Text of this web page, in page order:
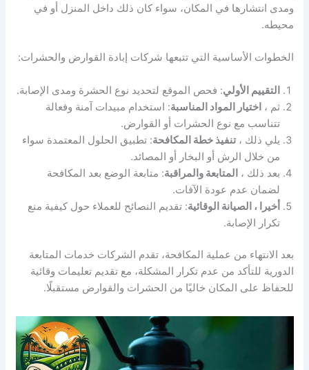
ومدى انتشارها في المكان، سواء كان ذلك داخل المنزل أو في
محيطه.
الخطوات الأساسية التي تتبعها شركات إبادة القوارض والحشرات:
التقييم الأولي: فحص الموقع لتحديد نوع الحشرة ومدى الإصابة.
ثم ، اختيار المواد المناسبة: استخدام مبيدات آمنة وفعالة
تتناسب مع نوع الحشرات أو القوارض.
يلي ذلك ،تنفيذ خطة المكافحة: تطبيق الحلول المعتمدة سواء
من خلال الرش أو البخار أو المصائد.
بعد ذلك ، المتابعة والمراقبة: متابعة الوضع بعد المكافحة
لضمان عدم عودة الآفات.
أخيرا ، الصيانة الوقائية: تقديم النصائح للعملاء حول كيفية منع
تكرار الإصابة.
بعد الانتهاء من عملية المكافحة، تقدم الشركات خدمات المتابعة
الدورية للتأكد من عدم تكرار المشكلة، مع تقديم تعليمات وقائية
للحفاظ على المكان خاليًا من الحشرات والقوارض مستقبلًا.